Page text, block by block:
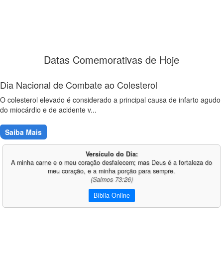
Datas Comemorativas de Hoje
Dia Nacional de Combate ao Colesterol
O colesterol elevado é considerado a principal causa de infarto agudo
do miocárdio e de acidente v...
Saiba Mais
Versículo do Dia:
A minha carne e o meu coração desfalecem; mas Deus é a fortaleza do
meu coração, e a minha porção para sempre.
(Salmos 73:26)
Bíblia Online